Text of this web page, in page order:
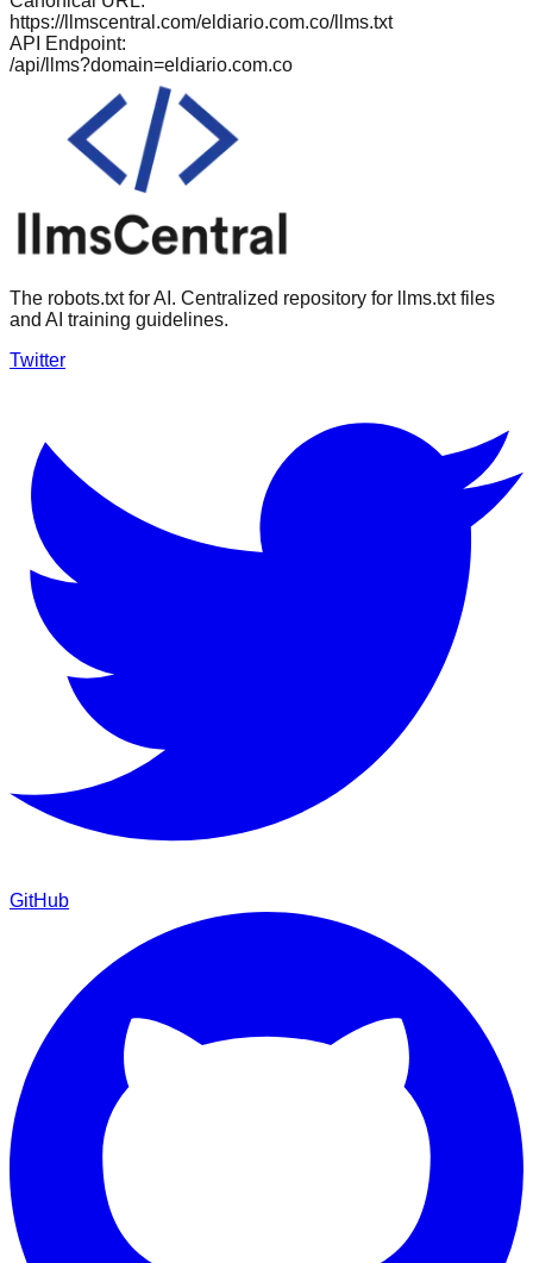
https://llmscentral.com/eldiario.com.co/llms.txt
API Endpoint:
/api/llms?domain=eldiario.com.co
The robots.txt for AI. Centralized repository for llms.txt files
and AI training guidelines.
Twitter
GitHub